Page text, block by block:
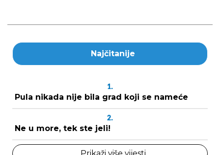
Najčitanije
1.
Pula nikada nije bila grad koji se nameće
2.
Ne u more, tek ste jeli!